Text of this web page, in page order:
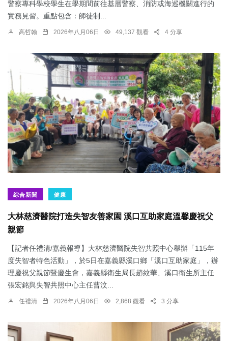
警察專科學校學生在學期間前往基層警察、消防或海巡機關進行的
實務見習。重點包含：師徒制...
高哲翰 2026年八月06日 49,137 觀看 4 分享
綜合新聞 健康
大林慈濟醫院打造失智友善家園 溪口互助家庭溫馨慶祝父
親節
【記者任禮清/嘉義報導】大林慈濟醫院失智共照中心舉辦「115年
度失智者特色活動」，於5日在嘉義縣溪口鄉「溪口互助家庭」，辦
理慶祝父親節暨慶生會，嘉義縣衛生局長趙紋華、溪口衛生所主任
張宏銘與失智共照中心主任曹汶...
任禮清 2026年八月06日 2,868 觀看 3 分享